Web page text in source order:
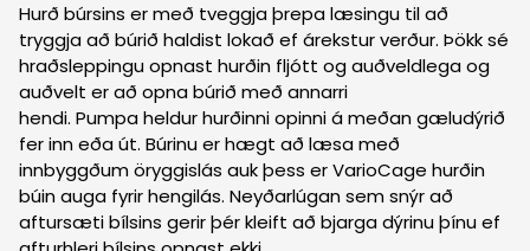
Hurð búrsins er með tveggja þrepa læsingu til að
tryggja að búrið haldist lokað ef árekstur verður. Þökk sé
hraðsleppingu opnast hurðin fljótt og auðveldlega og
auðvelt er að opna búrið með annarri
hendi. Pumpa heldur hurðinni opinni á meðan gæludýrið
fer inn eða út. Búrinu er hægt að læsa með
innbyggðum öryggislás auk þess er VarioCage hurðin
búin auga fyrir hengilás. Neyðarlúgan sem snýr að
aftursæti bílsins gerir þér kleift að bjarga dýrinu þínu ef